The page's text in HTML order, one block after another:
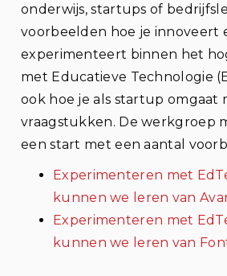
onderwijs, startups of
voorbeelden hoe je innoveert
experimenteert binnen het
met Educatieve Technologie
ook hoe je als startup omgaat
vraagstukken. De werkgroep
een start met een aantal
Experimenteren met
kunnen we leren van
Experimenteren met
kunnen we leren van